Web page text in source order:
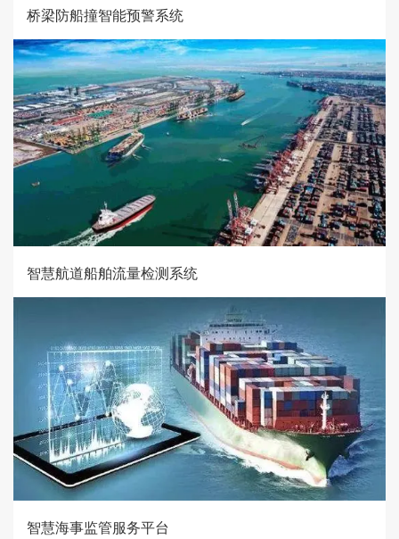
桥梁防船撞智能预警系统
智慧航道船舶流量检测系统
智慧海事监管服务平台